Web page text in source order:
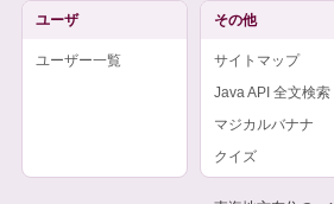
ユーザ
ユーザー一覧
その他
サイトマップ
Java API 全文検索
マジカルバナナ
クイズ